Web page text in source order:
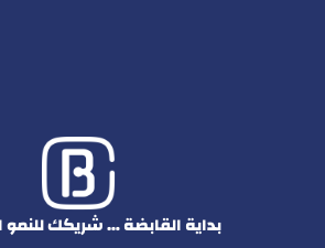
بداية القابضة … شريكك للنمو